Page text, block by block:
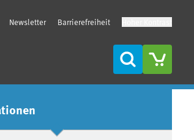
Newsletter Barrierefreiheit
Suche